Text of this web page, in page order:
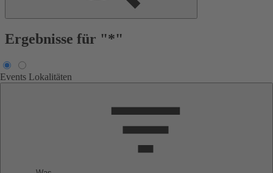
Ergebnisse für "*"
Events Lokalitäten